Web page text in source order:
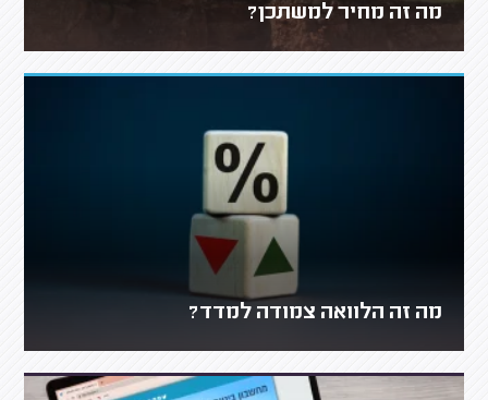
מה זה מחיר למשתכן?
מה זה הלוואה צמודה למדד?